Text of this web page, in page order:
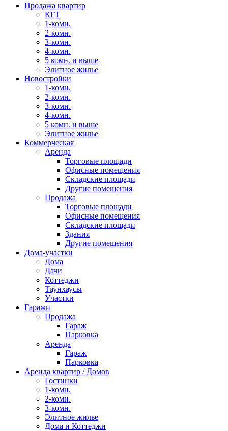
Продажа квартир
КГТ
1-комн.
2-комн.
3-комн.
4-комн.
5 комн. и выше
Элитное жилье
Новостройки
1-комн.
2-комн.
3-комн.
4-комн.
5 комн. и выше
Элитное жилье
Коммерческая
Аренда
Торговые площади
Офисные помещения
Складские площади
Другие помещения
Продажа
Торговые площади
Офисные помещения
Складские площади
Здания
Другие помещения
Дома-участки
Дома
Дачи
Коттеджи
Таунхаусы
Участки
Гаражи
Продажа
Гараж
Парковка
Аренда
Гараж
Парковка
Аренда квартир / Домов
Гостинки
1-комн.
2-комн.
3-комн.
Элитное жилье
Дома и Коттеджи